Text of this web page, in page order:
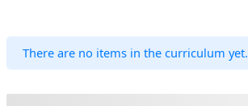
There are no items in the curriculum yet.